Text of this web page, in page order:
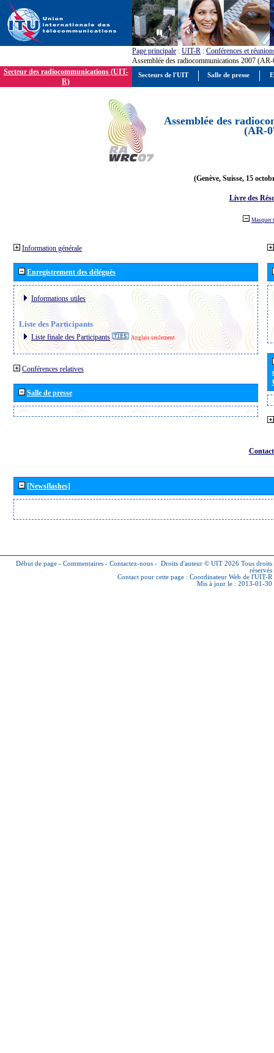
Page principale : UIT-R : Conférences et
Assemblée des radiocommunications 2007
Secteur des radiocommunications (UIT-
R)
Assemblée des
(AR-
(Genève, Suisse, 15
Livre des
Masquer
Information générale
Enregistrement des délégués
Informations utiles
Liste des Participants
Liste finale des Participants Anglais seulement
Conférences relatives
Salle de presse
[Newsflashes]
Début de page - Commentaires - Contactez-nous - Droits d'auteur © UIT 2026 Tous droits
réservés
Contact pour cette page : Coordinateur Web de l'UIT-R
Mis à jour le : 2013-01-30
Secteurs de l'UIT Salle de presse